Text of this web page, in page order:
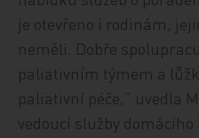
je otevřeno i rodinám,
neměli. Dobře
paliativním týmem a
paliativní péče,” uvedla
vedoucí služby